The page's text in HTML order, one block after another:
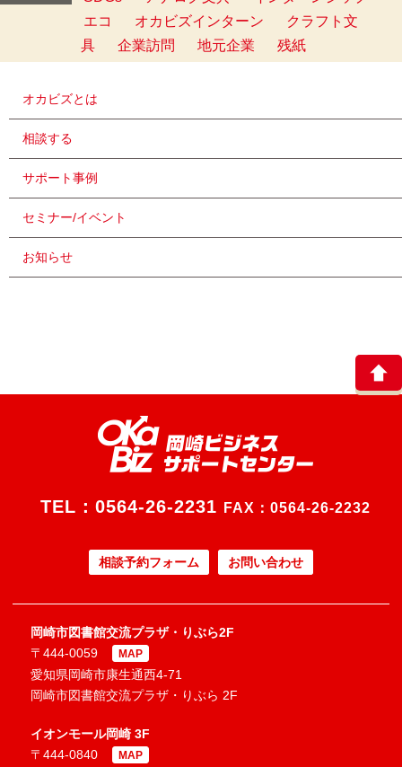
エコ
オカビズインターン
クラフト文
具
企業訪問 地元企業 残紙
オカビズとは
相談する
サポート事例
セミナー/イベント
お知らせ
TEL： 0564-26-2231 FAX：0564-26-2232
相談予約フォーム お問い合わせ
岡崎市図書館交流プラザ・りぶら2F
〒444-0059
MAP
愛知県岡崎市康生通西4-71
岡崎市図書館交流プラザ・りぶら 2F
イオンモール岡崎 3F
〒444-0840
MAP